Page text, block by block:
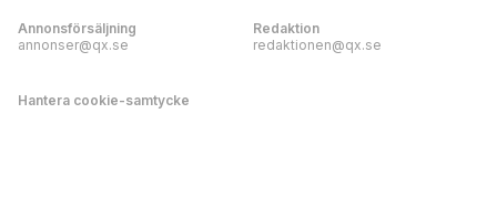
Annonsförsäljning
annonser@qx.se
Redaktion
redaktionen@qx.se
Hantera cookie-samtycke